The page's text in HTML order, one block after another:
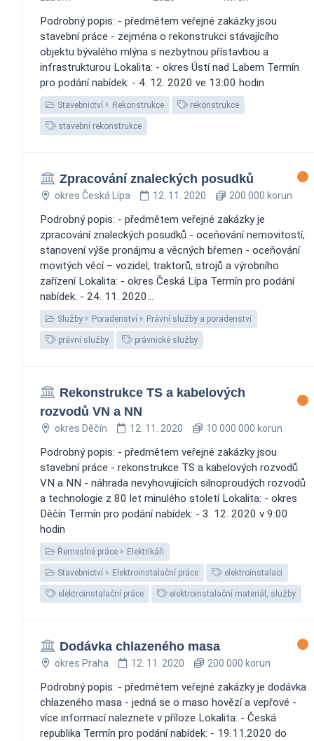
Podrobný popis: - předmětem veřejné zakázky jsou
stavební práce - zejména o rekonstrukci stávajícího
objektu bývalého mlýna s nezbytnou přístavbou a
infrastrukturou Lokalita: - okres Ústí nad Labem Termín
pro podání nabídek: - 4. 12. 2020 ve 13:00 hodin
Stavebnictví Rekonstrukce rekonstrukce
stavební rekonstrukce
Zpracování znaleckých posudků
okres Česká Lípa 12. 11. 2020 200 000 korun
Podrobný popis: - předmětem veřejné zakázky je
zpracování znaleckých posudků - oceňování nemovitostí,
stanovení výše pronájmu a věcných břemen - oceňování
movitých věcí – vozidel, traktorů, strojů a výrobního
zařízení Lokalita: - okres Česká Lípa Termín pro podání
nabídek: - 24. 11. 2020...
Služby Poradenství Právní služby a poradenství
právní služby právnické služby
Rekonstrukce TS a kabelových
rozvodů VN a NN
okres Děčín 12. 11. 2020 10 000 000 korun
Podrobný popis: - předmětem veřejné zakázky jsou
stavební práce - rekonstrukce TS a kabelových rozvodů
VN a NN - náhrada nevyhovujících silnoproudých rozvodů
a technologie z 80 let minulého století Lokalita: - okres
Děčín Termín pro podání nabídek: - 3. 12. 2020 v 9:00
hodin
Řemeslné práce Elektrikáři
Stavebnictví Elektroinstalační práce elektroinstalaci
elektroinstalační práce elektroinstalační materiál, služby
Dodávka chlazeného masa
okres Praha 12. 11. 2020 200 000 korun
Podrobný popis: - předmětem veřejné zakázky je dodávka
chlazeného masa - jedná se o maso hovězí a vepřové -
více informací naleznete v příloze Lokalita: - Česká
republika Termín pro podání nabídek: - 19.11.2020 do